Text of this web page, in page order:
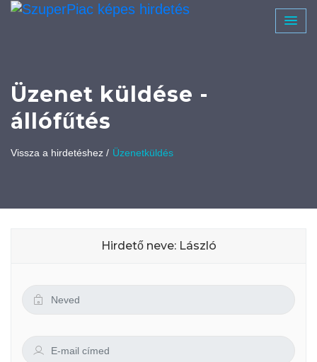
Üzenet küldése -
állófűtés
Vissza a hirdetéshez / Üzenetküldés
Hirdető neve: László